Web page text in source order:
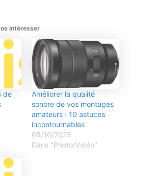
intéresser
de
Améliorer la qualité
sonore de vos montages
amateurs : 10 astuces
incontournables
08/10/2025
Dans "Photo/Vidéo"